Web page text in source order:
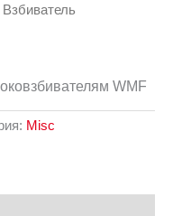
WMF
Misc